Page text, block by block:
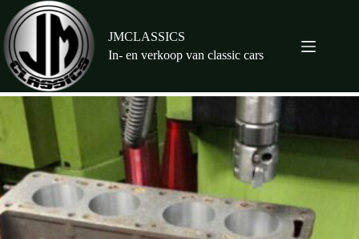
naar
de
inhoud
JMCLASSICS
In- en verkoop van classic cars